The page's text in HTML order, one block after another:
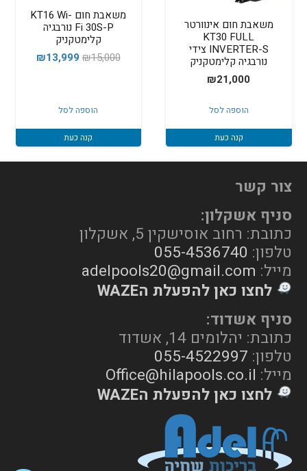
משאבת חום אינוורטר
KT30 FULL
INVERTER-S צידי
נורבגיה קלימטקניק
₪21,000
הוספה לסל
קנה כעת
משאבת חום KT16 Wi-
Fi 30S-P נורבגיה
קלימטקניק
₪15,000
המחיר
₪15,000.
₪13,999
הוספה לסל
קנה כעת
צור קשר
סניף אשקלון:
כתובת: רחוב אוסישקין 5, אשקלון
טלפון: 055-4536740
מייל: adelpools20@gmail.com
לחצו כאן להפעלת הWAZE
סניף אשדוד:
כתובת: יהלומים 14, אשדוד
טלפון: 055-4522997
מייל: Office@hilapools.co.il
לחצו כאן להפעלת הWAZE